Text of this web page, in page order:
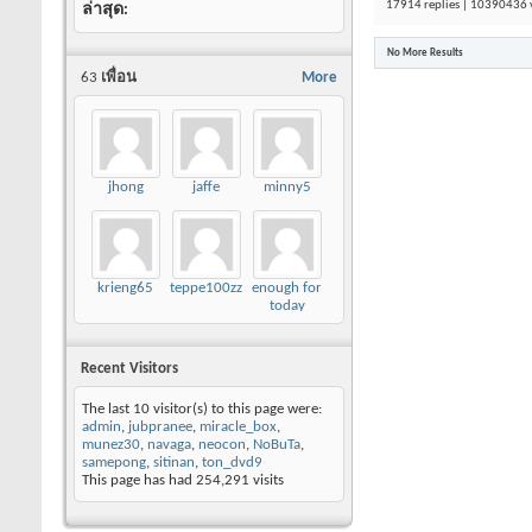
ล่าสุด
More
63 เพื่อน
jhong jaffe minny5
krieng65 teppe100zz
enough for
today
Recent Visitors
The last 10 visitor(s) to this page were:
admin, jubpranee, miracle_box,
munez30, navaga, neocon, NoBuTa,
samepong, sitinan, ton_dvd9
This page has had 254,291 visits
17914 replies | 10390436
No More Results